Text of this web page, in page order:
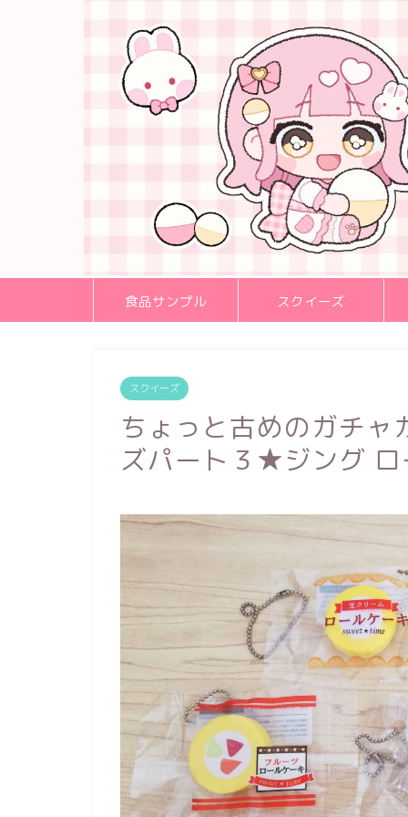
食品サンプル スクイーズ
スクイーズ
ちょっと古めのガチ
ズパート３★ジング